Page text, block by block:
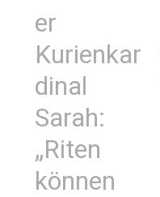
er
Kurienkar
dinal
Sarah:
„Riten
können